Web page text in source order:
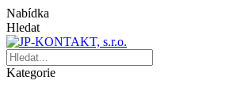
Nabídka
Hledat
Kategorie